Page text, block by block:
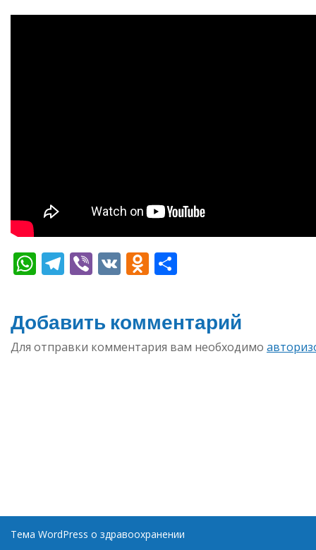
WhatsApp
Telegram
Viber
VK Odnoklassniki
Добавить комментарий
Для отправки комментария вам необходимо
Тема WordPress о здравоохранении